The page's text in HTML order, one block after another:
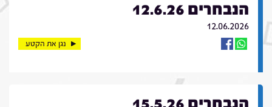
הנבחרים 12.6.26
12.06.2026
נגן את הקטע